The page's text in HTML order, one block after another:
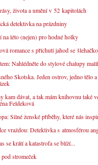
života a umění v 52 kapitolách
detektivka na prázdniny
na léto (nejen) pro hodné holky
romance s příchutí jahod se
Nahlédněte do stylové chalupy
Skotska. Jeden ostrov, jedno tělo
kam dávat, a tak mám knihovnu také
Feldeková
Silné ženské příběhy, které nás
vraždou: Detektivka s atmosférou
se krátí a katastrofa se blíží...
stromeček